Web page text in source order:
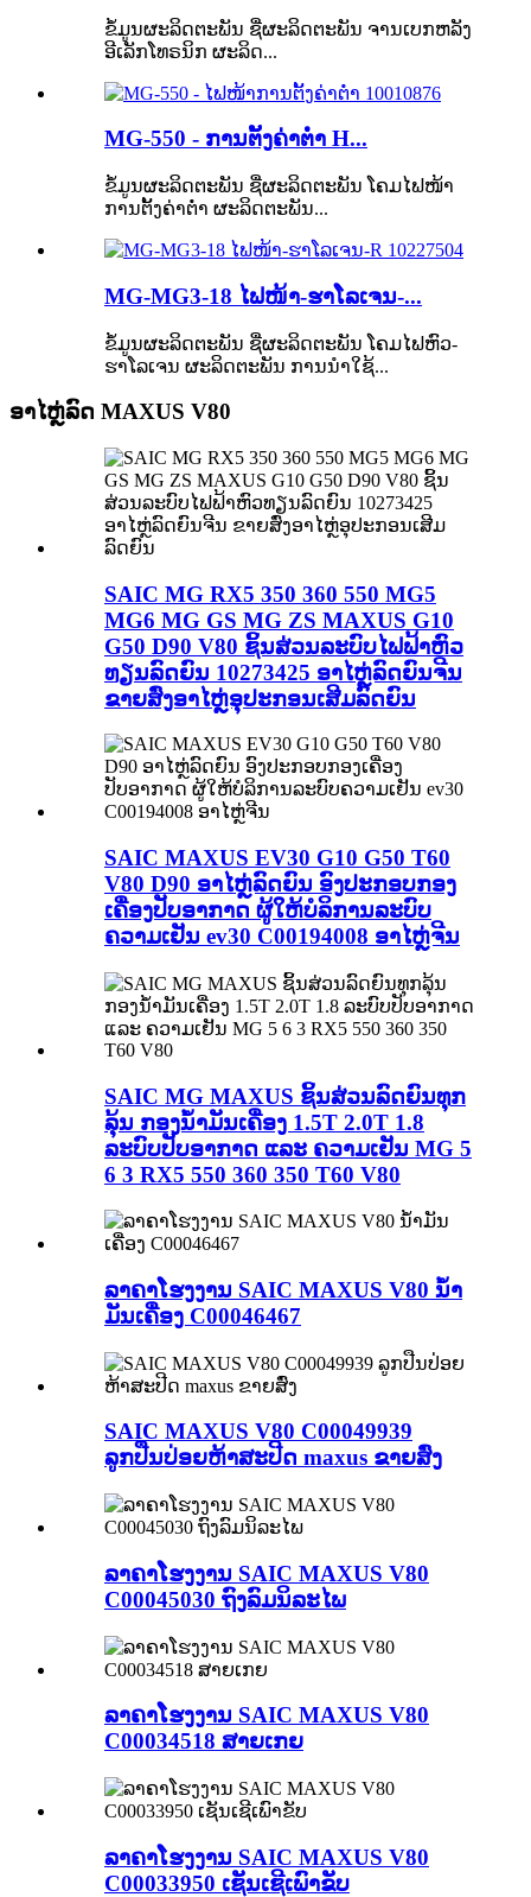
ຂໍ້ມູນຜະລິດຕະພັນ ຊື່ຜະລິດຕະພັນ ຈານເບກຫລັງ
ອີເລັກໂທຣນິກ ຜະລິດ...
MG-550 - ການຕັ້ງຄ່າຕ່ຳ H...
ຂໍ້ມູນຜະລິດຕະພັນ ຊື່ຜະລິດຕະພັນ ໂຄມໄຟໜ້າ
ການຕັ້ງຄ່າຕ່ຳ ຜະລິດຕະພັນ...
MG-MG3-18 ໄຟໜ້າ-ຮາໂລເຈນ-...
ຂໍ້ມູນຜະລິດຕະພັນ ຊື່ຜະລິດຕະພັນ ໂຄມໄຟຫົວ-
ຮາໂລເຈນ ຜະລິດຕະພັນ ການນຳໃຊ້...
ອາໄຫຼ່ລົດ MAXUS V80
SAIC MG RX5 350 360 550 MG5
MG6 MG GS MG ZS MAXUS G10
G50 D90 V80 ຊິ້ນສ່ວນລະບົບໄຟຟ້າຫົວ
ທຽນລົດຍົນ 10273425 ອາໄຫຼ່ລົດຍົນຈີນ
ຂາຍສົ່ງອາໄຫຼ່ອຸປະກອນເສີມລົດຍົນ
SAIC MAXUS EV30 G10 G50 T60
V80 D90 ອາໄຫຼ່ລົດຍົນ ອົງປະກອບກອງ
ເຄື່ອງປັບອາກາດ ຜູ້ໃຫ້ບໍລິການລະບົບ
ຄວາມເຢັນ ev30 C00194008 ອາໄຫຼ່ຈີນ
SAIC MG MAXUS ຊິ້ນສ່ວນລົດຍົນທຸກ
ລຸ້ນ ກອງນ້ຳມັນເຄື່ອງ 1.5T 2.0T 1.8
ລະບົບປັບອາກາດ ແລະ ຄວາມເຢັນ MG 5
6 3 RX5 550 360 350 T60 V80
ລາຄາໂຮງງານ SAIC MAXUS V80 ນ້ຳ
ມັນເຄື່ອງ C00046467
SAIC MAXUS V80 C00049939
ລູກປືນປ່ອຍຫ້າສະປີດ maxus ຂາຍສົ່ງ
ລາຄາໂຮງງານ SAIC MAXUS V80
C00045030 ຖົງລົມນິລະໄພ
ລາຄາໂຮງງານ SAIC MAXUS V80
C00034518 ສາຍເກຍ
ລາຄາໂຮງງານ SAIC MAXUS V80
C00033950 ເຊັນເຊີເພົາຂັບ